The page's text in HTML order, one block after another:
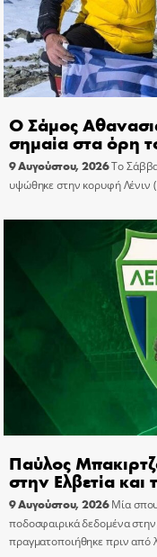
Ο Σάμος
σημαία στα όρη
9 Αυγούστου, 2026Το
υψώθηκε στην κορυφή Λένιν
Παύλος
στην Ελβετία
9 Αυγούστου, 2026 Μία
ποδοσφαιρικά δεδομένα
πραγματοποιήθηκε πριν από